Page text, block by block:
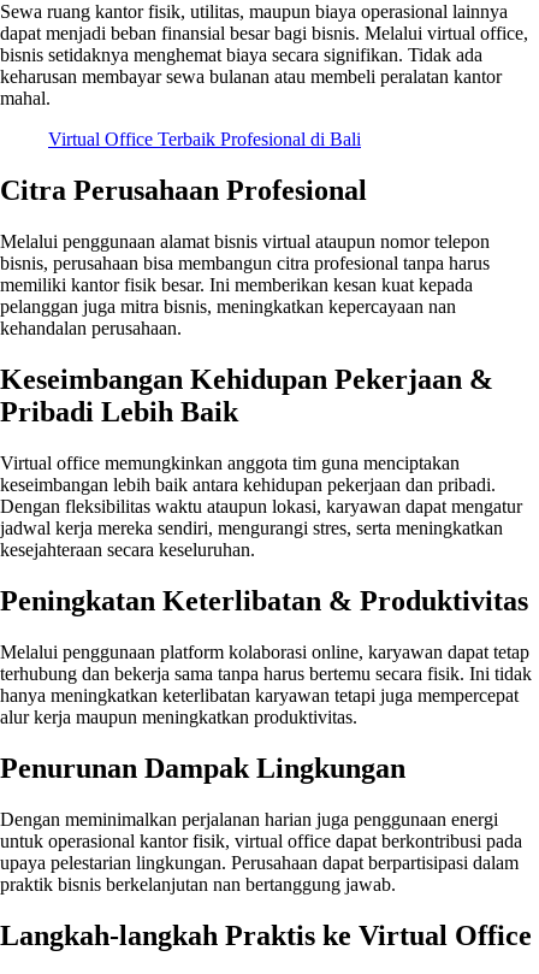
Sewa ruang kantor fisik, utilitas, maupun biaya operasional lainnya
dapat menjadi beban finansial besar bagi bisnis. Melalui virtual office,
bisnis setidaknya menghemat biaya secara signifikan. Tidak ada
keharusan membayar sewa bulanan atau membeli peralatan kantor
mahal.
Virtual Office Terbaik Profesional di Bali
Citra Perusahaan Profesional
Melalui penggunaan alamat bisnis virtual ataupun nomor telepon
bisnis, perusahaan bisa membangun citra profesional tanpa harus
memiliki kantor fisik besar. Ini memberikan kesan kuat kepada
pelanggan juga mitra bisnis, meningkatkan kepercayaan nan
kehandalan perusahaan.
Keseimbangan Kehidupan Pekerjaan &
Pribadi Lebih Baik
Virtual office memungkinkan anggota tim guna menciptakan
keseimbangan lebih baik antara kehidupan pekerjaan dan pribadi.
Dengan fleksibilitas waktu ataupun lokasi, karyawan dapat mengatur
jadwal kerja mereka sendiri, mengurangi stres, serta meningkatkan
kesejahteraan secara keseluruhan.
Peningkatan Keterlibatan & Produktivitas
Melalui penggunaan platform kolaborasi online, karyawan dapat tetap
terhubung dan bekerja sama tanpa harus bertemu secara fisik. Ini tidak
hanya meningkatkan keterlibatan karyawan tetapi juga mempercepat
alur kerja maupun meningkatkan produktivitas.
Penurunan Dampak Lingkungan
Dengan meminimalkan perjalanan harian juga penggunaan energi
untuk operasional kantor fisik, virtual office dapat berkontribusi pada
upaya pelestarian lingkungan. Perusahaan dapat berpartisipasi dalam
praktik bisnis berkelanjutan nan bertanggung jawab.
Langkah-langkah Praktis ke Virtual Office